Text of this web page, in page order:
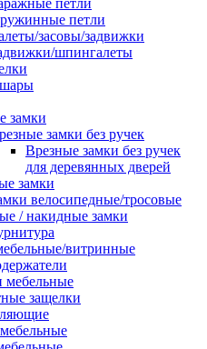
петли
петли
засовы/задвижки
шпингалеты
замки
замки без ручек
Врезные замки без ручек
для деревянных дверей
замки
велосипедные/тросовые
/ накидные замки
витринные
защелки